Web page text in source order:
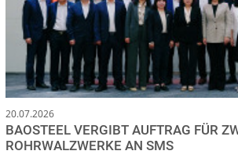
20.07.2026
BAOSTEEL VERGIBT AUFTRAG FÜR
ROHRWALZWERKE AN SMS